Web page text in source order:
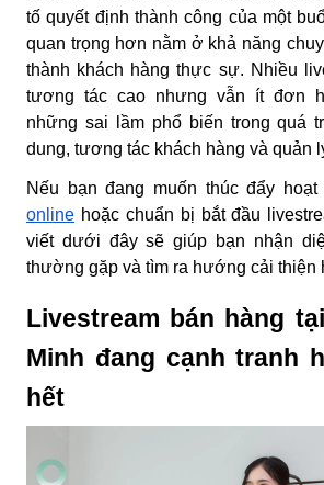
tố quyết định thành công của một
quan trọng hơn nằm ở khả năng
thành khách hàng thực sự. Nhiều
tương tác cao nhưng vẫn ít đơn
những sai lầm phổ biến trong quá
dung, tương tác khách hàng và quản
Nếu bạn đang muốn thúc đẩy hoạt
online hoặc chuẩn bị bắt đầu
viết dưới đây sẽ giúp bạn nhận
thường gặp và tìm ra hướng cải thiện
Livestream bán hàng
Minh đang cạnh tranh
hết